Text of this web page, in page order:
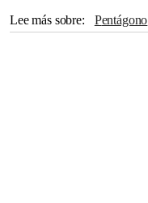
Lee más sobre
Pentágono